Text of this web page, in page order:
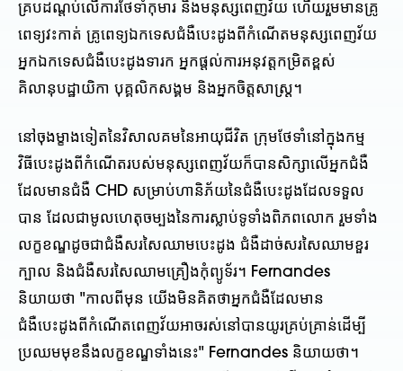
គ្របដណ្តប់លើការថែទាំកុមារ និងមនុស្សពេញវ័យ ហើយរួមមានគ្រូ
ពេទ្យវះកាត់ គ្រូពេទ្យឯកទេសជំងឺបេះដូងពីកំណើតមនុស្សពេញវ័យ
អ្នកឯកទេសជំងឺបេះដូងទារក អ្នកផ្តល់ការអនុវត្តកម្រិតខ្ពស់
គិលានុបដ្ឋាយិកា បុគ្គលិកសង្គម និងអ្នកចិត្តសាស្រ្ត។
នៅចុងម្ខាងទៀតនៃវិសាលគមនៃអាយុជីវិត ក្រុមថែទាំនៅក្នុងកម្ម
វិធីបេះដូងពីកំណើតរបស់មនុស្សពេញវ័យក៏បានសិក្សាលើអ្នកជំងឺ
ដែលមានជំងឺ CHD សម្រាប់ហានិភ័យនៃជំងឺបេះដូងដែលទទួល
បាន ដែលជាមូលហេតុចម្បងនៃការស្លាប់ទូទាំងពិភពលោក រួមទាំង
លក្ខខណ្ឌដូចជាជំងឺសរសៃឈាមបេះដូង ជំងឺដាច់សរសៃឈាមខួរ
ក្បាល និងជំងឺសរសៃឈាមគ្រឿងកុំព្យូទ័រ។ Fernandes
និយាយថា "កាលពីមុន យើងមិនគិតថាអ្នកជំងឺដែលមាន
ជំងឺបេះដូងពីកំណើតពេញវ័យអាចរស់នៅបានយូរគ្រប់គ្រាន់ដើម្បី
ប្រឈមមុខនឹងលក្ខខណ្ឌទាំងនេះ" Fernandes និយាយថា។